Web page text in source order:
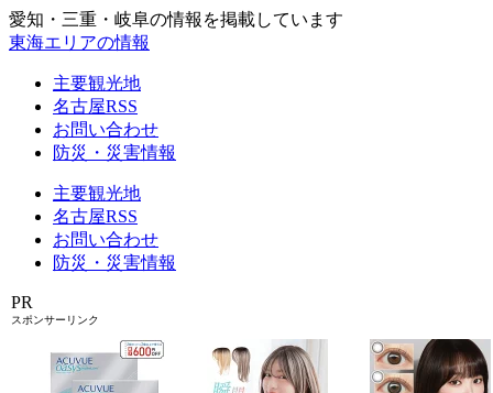
愛知・三重・岐阜の情報を掲載しています
東海エリアの情報
主要観光地
名古屋RSS
お問い合わせ
防災・災害情報
主要観光地
名古屋RSS
お問い合わせ
防災・災害情報
PR
スポンサーリンク